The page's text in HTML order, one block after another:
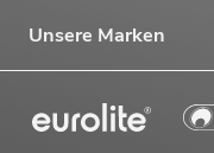
Unsere Marken